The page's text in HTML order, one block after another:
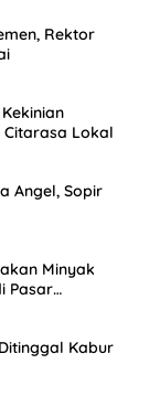
Rektor
Citarasa Lokal
Angel, Sopir
Minyak
Pasar
Kabur